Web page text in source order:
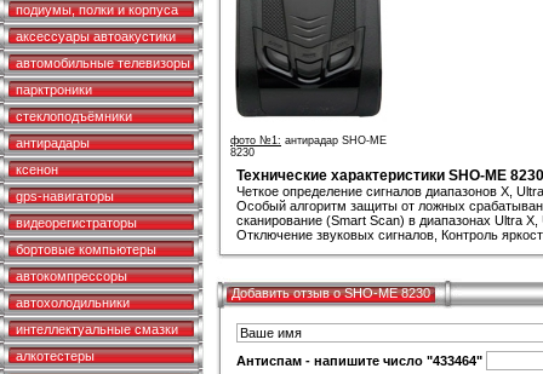
подиумы, полки и корпуса
аксессуары автоакустики
автомобильные телевизоры
парктроники
стеклоподъёмники
антирадары
ксенон
gps-навигаторы
видеорегистраторы
бортовые компьютеры
автокомпрессоры
автохолодильники
интеллектуальные смазки
алкотестеры
фото №1: антирадар SHO-ME
8230
Технические характеристики SHO-ME 8230
Четкое определение сигналов диапазонов X,
Особый алгоритм защиты от ложных
сканирование (Smart Scan) в диапазонах Ultra
Отключение звуковых сигналов, Контроль
Добавить отзыв о SHO-ME 8230
Антиспам - напишите число "433464"